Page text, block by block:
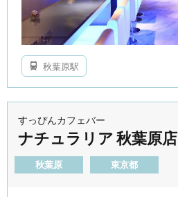
秋葉原駅
すっぴんカフェバー
ナチュラリア 秋葉原店
秋葉原 東京都